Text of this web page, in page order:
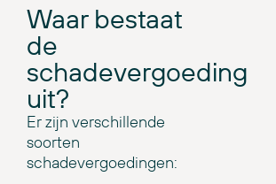
Waar bestaat
de
schadevergoeding
uit?
Er zijn verschillende
soorten
schadevergoedingen: